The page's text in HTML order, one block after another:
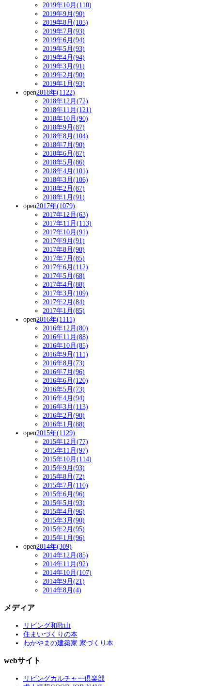
2019年10月(110)
2019年9月(90)
2019年8月(105)
2019年7月(93)
2019年6月(94)
2019年5月(93)
2019年4月(94)
2019年3月(91)
2019年2月(90)
2019年1月(93)
open2018年(1122)
2018年12月(72)
2018年11月(121)
2018年10月(90)
2018年9月(87)
2018年8月(104)
2018年7月(90)
2018年6月(87)
2018年5月(86)
2018年4月(101)
2018年3月(106)
2018年2月(87)
2018年1月(91)
open2017年(1079)
2017年12月(63)
2017年11月(113)
2017年10月(91)
2017年9月(91)
2017年8月(90)
2017年7月(85)
2017年6月(112)
2017年5月(68)
2017年4月(88)
2017年3月(109)
2017年2月(84)
2017年1月(85)
open2016年(1111)
2016年12月(80)
2016年11月(88)
2016年10月(85)
2016年9月(111)
2016年8月(73)
2016年7月(96)
2016年6月(120)
2016年5月(73)
2016年4月(94)
2016年3月(113)
2016年2月(90)
2016年1月(88)
open2015年(1129)
2015年12月(77)
2015年11月(97)
2015年10月(114)
2015年9月(93)
2015年8月(72)
2015年7月(110)
2015年6月(96)
2015年5月(93)
2015年4月(96)
2015年3月(90)
2015年2月(95)
2015年1月(96)
open2014年(309)
2014年12月(85)
2014年11月(92)
2014年10月(107)
2014年9月(21)
2014年8月(4)
メディア
リビング和歌山
住まいづくりの本
わかやまの建築家 家づくり本
webサイト
リビングカルチャー倶楽部